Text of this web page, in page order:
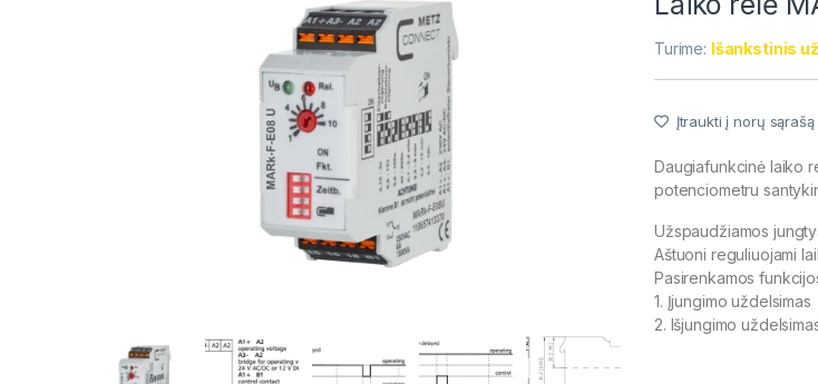
Turime: Išankstinis
Įtraukti į norų sąrašą
Daugiafunkcinė laiko
potenciometru
Užspaudžiamos
Aštuoni reguliuojami
Pasirenkamos
1. Įjungimo uždelsimas
2. Išjungimo